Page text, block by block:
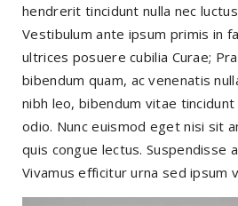
hendrerit tincidunt nulla nec
Vestibulum ante ipsum primis in
ultrices posuere cubilia Curae;
bibendum quam, ac venenatis
nibh leo, bibendum vitae
odio. Nunc euismod eget nisi sit
quis congue lectus. Suspendisse
Vivamus efficitur urna sed ipsum